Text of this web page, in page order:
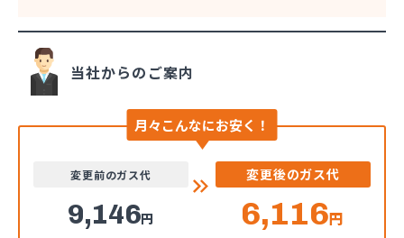
当社からのご案内
月々こんなにお安く！
変更前のガス代
9,146円
変更後のガス代
6,116円